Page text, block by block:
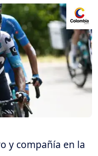
y compañía en la